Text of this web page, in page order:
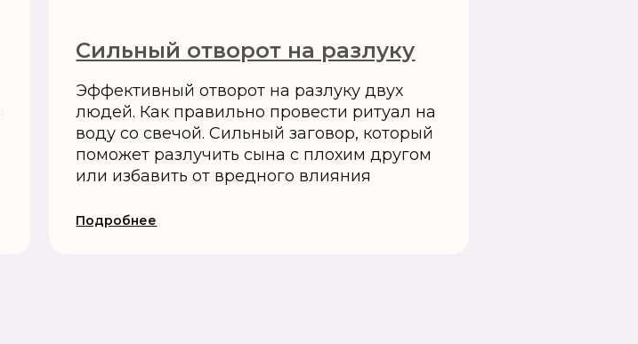
Сильный отворот на разлуку
Эффективный отворот на разлуку двух
людей. Как правильно провести ритуал на
воду со свечой. Сильный заговор, который
поможет разлучить сына с плохим другом
или избавить от вредного влияния
Подробнее